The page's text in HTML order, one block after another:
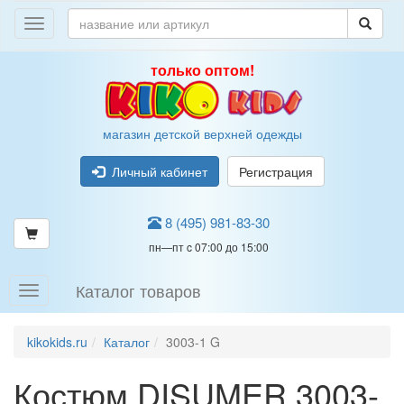
только оптом!
магазин детской верхней одежды
Личный кабинет Регистрация
8 (495) 981-83-30
пн—пт c 07:00 до 15:00
Каталог товаров
kikokids.ru Каталог 3003-1 G
Костюм DISUMER 3003-